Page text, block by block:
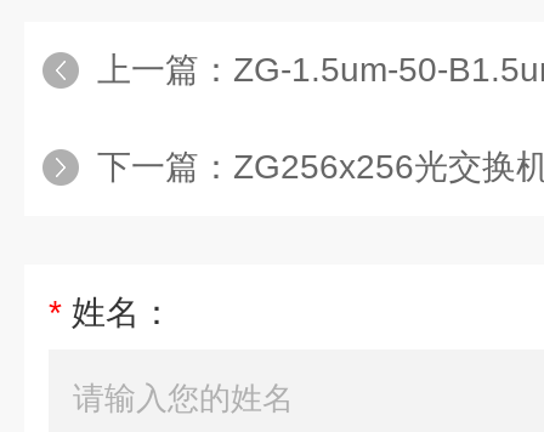
上一篇： ZG-1.5um-50-B1.5um
下一篇： ZG256x256光交换
* 姓名：